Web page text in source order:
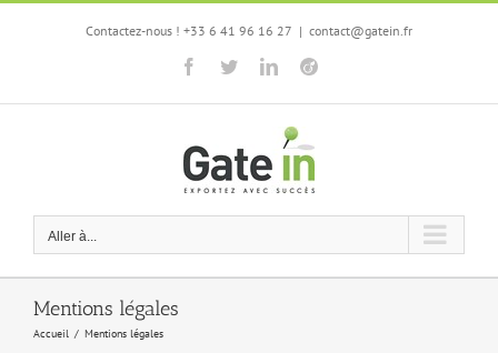
Contactez-nous ! +33 6 41 96 16 27 | contact@gatein.fr
Facebook
TwitterLinkedIn
Viadeo
Aller à...
Mentions légales
Accueil / Mentions légales